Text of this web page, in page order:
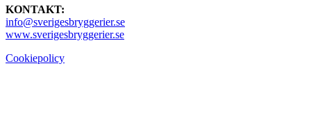
KONTAKT:
info@sverigesbryggerier.se
www.sverigesbryggerier.se
Cookiepolicy